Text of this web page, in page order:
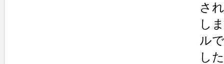
さ
し
ル
し